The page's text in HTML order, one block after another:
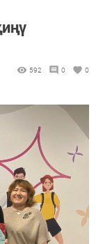
592 0 0